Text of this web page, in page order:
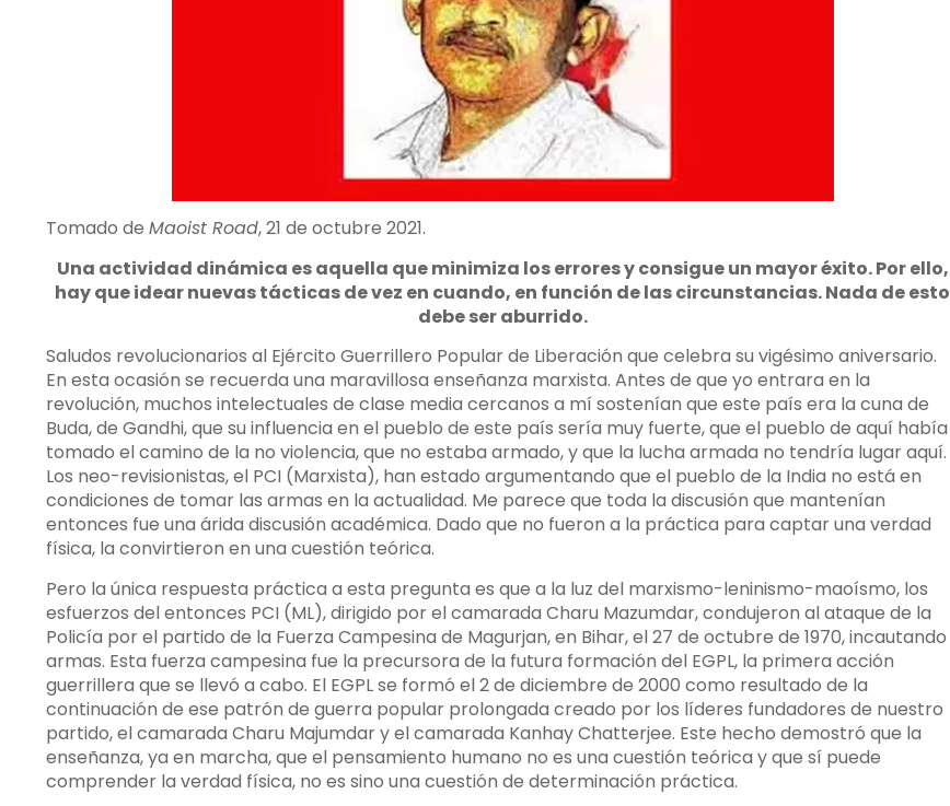
Tomado de Maoist Road, 21 de octubre 2021.
Una actividad dinámica es aquella que minimiza los errores y consigue un mayor éxito. Por ello,
hay que idear nuevas tácticas de vez en cuando, en función de las circunstancias. Nada de esto
debe ser aburrido.
Saludos revolucionarios al Ejército Guerrillero Popular de Liberación que celebra su vigésimo aniversario.
En esta ocasión se recuerda una maravillosa enseñanza marxista. Antes de que yo entrara en la
revolución, muchos intelectuales de clase media cercanos a mí sostenían que este país era la cuna de
Buda, de Gandhi, que su influencia en el pueblo de este país sería muy fuerte, que el pueblo de aquí había
tomado el camino de la no violencia, que no estaba armado, y que la lucha armada no tendría lugar aquí.
Los neo-revisionistas, el PCI (Marxista), han estado argumentando que el pueblo de la India no está en
condiciones de tomar las armas en la actualidad. Me parece que toda la discusión que mantenían
entonces fue una árida discusión académica. Dado que no fueron a la práctica para captar una verdad
física, la convirtieron en una cuestión teórica.
Pero la única respuesta práctica a esta pregunta es que a la luz del marxismo-leninismo-maoísmo, los
esfuerzos del entonces PCI (ML), dirigido por el camarada Charu Mazumdar, condujeron al ataque de la
Policía por el partido de la Fuerza Campesina de Magurjan, en Bihar, el 27 de octubre de 1970, incautando
armas. Esta fuerza campesina fue la precursora de la futura formación del EGPL, la primera acción
guerrillera que se llevó a cabo. El EGPL se formó el 2 de diciembre de 2000 como resultado de la
continuación de ese patrón de guerra popular prolongada creado por los líderes fundadores de nuestro
partido, el camarada Charu Majumdar y el camarada Kanhay Chatterjee. Este hecho demostró que la
enseñanza, ya en marcha, que el pensamiento humano no es una cuestión teórica y que sí puede
comprender la verdad física, no es sino una cuestión de determinación práctica.